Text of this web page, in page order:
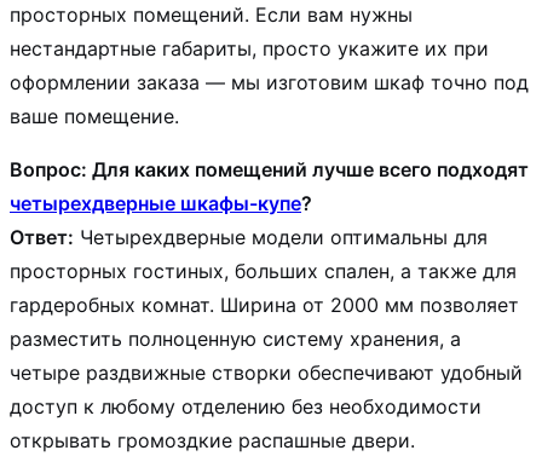
просторных помещений. Если вам нужны
нестандартные габариты, просто укажите их при
оформлении заказа — мы изготовим шкаф точно под
ваше помещение.
Вопрос: Для каких помещений лучше всего подходят
четырехдверные шкафы-купе?
Ответ: Четырехдверные модели оптимальны для
просторных гостиных, больших спален, а также для
гардеробных комнат. Ширина от 2000 мм позволяет
разместить полноценную систему хранения, а
четыре раздвижные створки обеспечивают удобный
доступ к любому отделению без необходимости
открывать громоздкие распашные двери.